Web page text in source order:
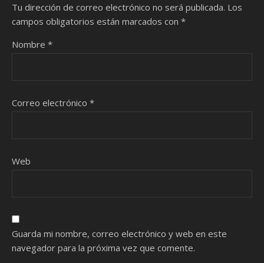
Tu dirección de correo electrónico no será publicada. Los
campos obligatorios están marcados con *
Nombre *
Correo electrónico *
Web
Guarda mi nombre, correo electrónico y web en este
navegador para la próxima vez que comente.